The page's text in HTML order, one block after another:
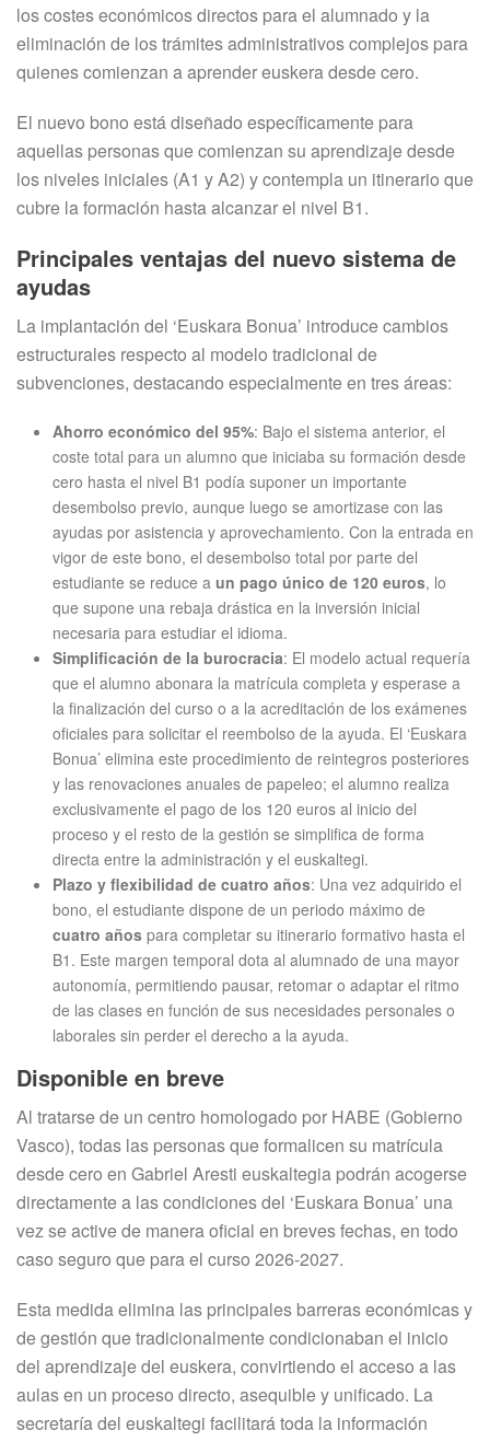
los costes económicos directos para el alumnado y la
eliminación de los trámites administrativos complejos para
quienes comienzan a aprender euskera desde cero.
El nuevo bono está diseñado específicamente para
aquellas personas que comienzan su aprendizaje desde
los niveles iniciales (A1 y A2) y contempla un itinerario que
cubre la formación hasta alcanzar el nivel B1.
Principales ventajas del nuevo sistema de
ayudas
La implantación del ‘Euskara Bonua’ introduce cambios
estructurales respecto al modelo tradicional de
subvenciones, destacando especialmente en tres áreas:
Ahorro económico del 95%: Bajo el sistema anterior, el
coste total para un alumno que iniciaba su formación desde
cero hasta el nivel B1 podía suponer un importante
desembolso previo, aunque luego se amortizase con las
ayudas por asistencia y aprovechamiento. Con la entrada en
vigor de este bono, el desembolso total por parte del
estudiante se reduce a un pago único de 120 euros, lo
que supone una rebaja drástica en la inversión inicial
necesaria para estudiar el idioma.
Simplificación de la burocracia: El modelo actual requería
que el alumno abonara la matrícula completa y esperase a
la finalización del curso o a la acreditación de los exámenes
oficiales para solicitar el reembolso de la ayuda. El ‘Euskara
Bonua’ elimina este procedimiento de reintegros posteriores
y las renovaciones anuales de papeleo; el alumno realiza
exclusivamente el pago de los 120 euros al inicio del
proceso y el resto de la gestión se simplifica de forma
directa entre la administración y el euskaltegi.
Plazo y flexibilidad de cuatro años: Una vez adquirido el
bono, el estudiante dispone de un periodo máximo de
cuatro añospara completar su itinerario formativo hasta el
B1. Este margen temporal dota al alumnado de una mayor
autonomía, permitiendo pausar, retomar o adaptar el ritmo
de las clases en función de sus necesidades personales o
laborales sin perder el derecho a la ayuda.
Disponible en breve
Al tratarse de un centro homologado por HABE (Gobierno
Vasco), todas las personas que formalicen su matrícula
desde cero en Gabriel Aresti euskaltegia podrán acogerse
directamente a las condiciones del ‘Euskara Bonua’ una
vez se active de manera oficial en breves fechas, en todo
caso seguro que para el curso 2026-2027.
Esta medida elimina las principales barreras económicas y
de gestión que tradicionalmente condicionaban el inicio
del aprendizaje del euskera, convirtiendo el acceso a las
aulas en un proceso directo, asequible y unificado. La
secretaría del euskaltegi facilitará toda la información